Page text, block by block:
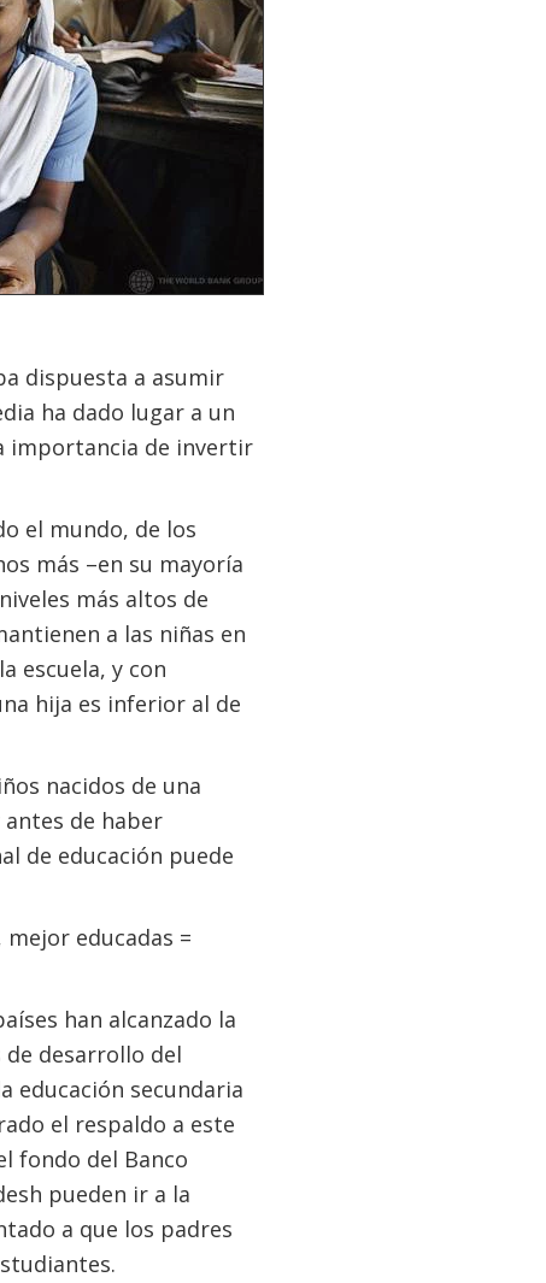
dispuesta a asumir
ha dado lugar a un
importancia de invertir
el mundo, de los
más –en su mayoría
más altos de
a las niñas en
escuela, y con
hija es inferior al de
nacidos de una
de haber
de educación puede
educadas =
han alcanzado la
desarrollo del
educación secundaria
el respaldo a este
fondo del Banco
pueden ir a la
a que los padres